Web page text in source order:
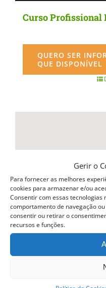
Gerir o
Para fornecer as melhores
cookies para armazenar e/ou
Consentir com essas
comportamento de navegação
consentir ou retirar o
recursos e funções.
Curso Profissional
QUERO SER
QUE DISPONÍVEL